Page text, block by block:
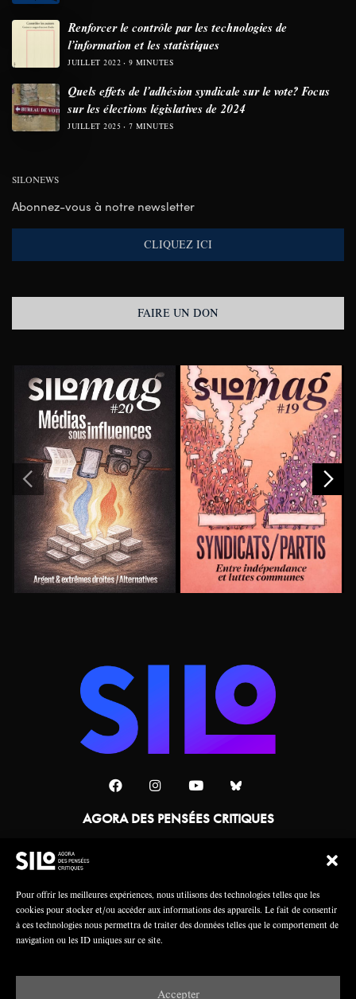
Pour offrir les meilleures expériences, nous utilisons des technologies telles que les
cookies pour stocker et/ou accéder aux informations des appareils. Le fait de consentir
à ces technologies nous permettra de traiter des données telles que le comportement de
navigation ou les ID uniques sur ce site.
Accepter
Renforcer le contrôle par les technologies de
l’information et les statistiques
JUILLET 2022 9 MINUTES
Quels effets de l’adhésion syndicale sur le vote? Focus
sur les élections législatives de 2024
JUILLET 2025 7 MINUTES
SILONEWS
Abonnez-vous à notre newsletter
CLIQUEZ ICI
FAIRE UN DON
AGORA DES PENSÉES CRITIQUES